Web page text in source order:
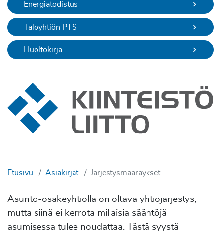
Etusivu Asiakirjat Järjestysmääräykset
Asunto-osakeyhtiöllä on oltava yhtiöjärjestys,
mutta siinä ei kerrota millaisia sääntöjä
asumisessa tulee noudattaa. Tästä syystä
Energiatodistus
Taloyhtiön PTS
Huoltokirja